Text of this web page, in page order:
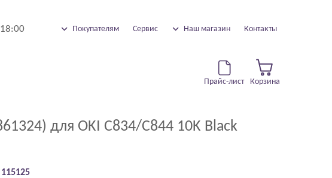
Покупателям Сервис Наш магазин Контакты
Прайс-лист Корзина
для OKI C834/C844 10K Black
115125